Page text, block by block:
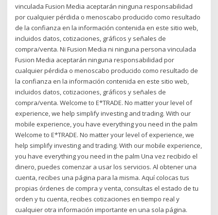
vinculada Fusion Media aceptarán ninguna responsabilidad
por cualquier pérdida o menoscabo producido como resultado
de la confianza en la información contenida en este sitio web,
incluidos datos, cotizaciones, gráficos y señales de
compra/venta. Ni Fusion Media ni ninguna persona vinculada
Fusion Media aceptarán ninguna responsabilidad por
cualquier pérdida o menoscabo producido como resultado de
la confianza en la información contenida en este sitio web,
incluidos datos, cotizaciones, gráficos y señales de
compra/venta. Welcome to E*TRADE. No matter your level of
experience, we help simplify investing and trading. With our
mobile experience, you have everything you need in the palm
Welcome to E*TRADE. No matter your level of experience, we
help simplify investing and trading. With our mobile experience,
you have everything you need in the palm Una vez recibido el
dinero, puedes comenzar a usar los servicios. Al obtener una
cuenta, recibes una página para la misma. Aquí colocas tus
propias órdenes de compra y venta, consultas el estado de tu
orden y tu cuenta, recibes cotizaciones en tiempo real y
cualquier otra información importante en una sola página.